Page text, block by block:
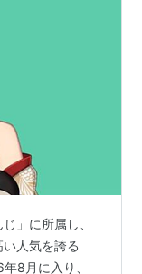
」に所属し、
人気を誇る
8月に入り、